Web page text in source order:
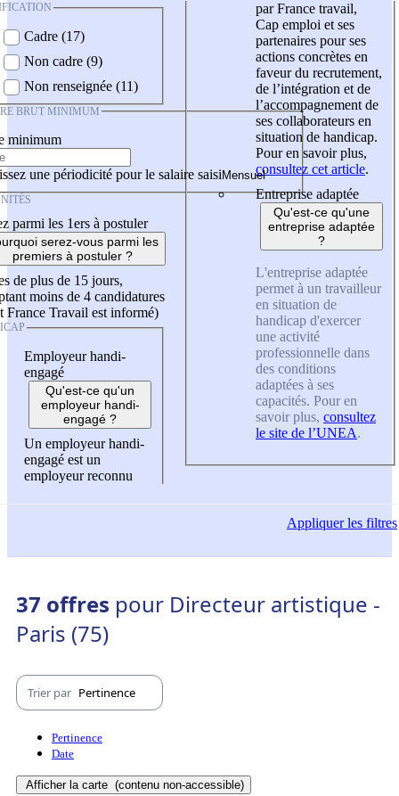
Cadre (17)
Non cadre (9)
Non renseignée (11)
BRUT MINIMUM
minimum
une périodicité pour le salaire saisi
parmi les 1ers à postuler
serez-vous parmi les
premiers à postuler ?
de plus de 15 jours,
moins de 4 candidatures
France Travail est informé)
Employeur handi-
engagé
Qu'est-ce qu'un
employeur handi-
engagé ?
Un employeur handi-
engagé est un
employeur reconnu
par France travail,
Cap emploi et ses
partenaires pour ses
actions concrètes en
faveur du recrutement,
de l’intégration et de
l’accompagnement de
ses collaborateurs en
situation de handicap.
Pour en savoir plus,
consultez cet article.
Entreprise adaptée
Qu'est-ce qu'une
entreprise adaptée
?
L'entreprise adaptée
permet à un travailleur
en situation de
handicap d'exercer
une activité
professionnelle dans
des conditions
adaptées à ses
capacités. Pour en
savoir plus, consultez
le site de l’UNEA.
Appliquerles filtres
37 offres pour Directeur artistique -
Paris (75)
Trier par Pertinence
Pertinence
Date
Afficher la carte (contenu non-accessible)